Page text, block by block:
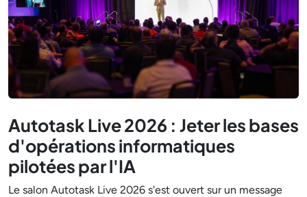
Autotask Live 2026 : Jeter les bases
d'opérations informatiques
pilotées par l'IA
Le salon Autotask Live 2026 s'est ouvert sur un message